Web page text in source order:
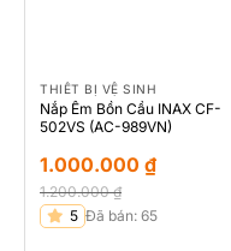
THIẾT BỊ VỆ SINH
Nắp Êm Bồn Cầu INAX CF-
502VS (AC-989VN)
1.200.000₫
Giá
1.000.000 ₫
Giá 5 Đã bán: 65